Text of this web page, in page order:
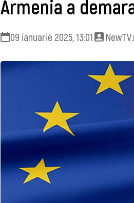
Armenia a
09 ianuarie 2025, 13:01